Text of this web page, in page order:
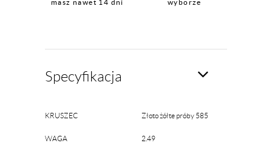
masz nawet 14 dni
wyborze
Specyfikacja
KRUSZEC Złoto żółte próby 585
WAGA 2.49